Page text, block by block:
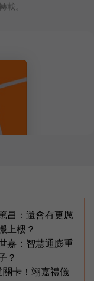
載。
昌：還會有更厲
上樓？
嘉：智慧通膨重
？
卡！翊嘉禮儀